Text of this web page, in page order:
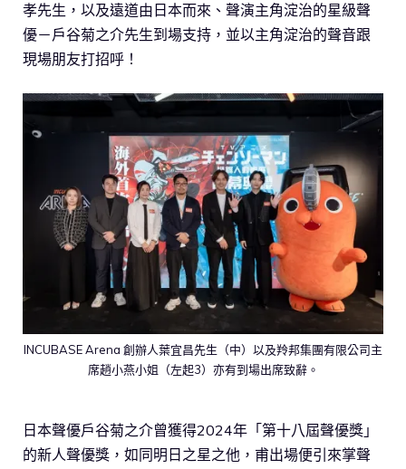
孝先生，以及遠道由日本而來、聲演主角淀治的星級聲
優－戶谷菊之介先生到場支持，並以主角淀治的聲音跟
現場朋友打招呼！
INCUBASE Arena 創辦人葉宜昌先生（中）以及羚邦集團有限公司主
席趙小燕小姐（左起3）亦有到場出席致辭。
日本聲優戶谷菊之介曾獲得2024年「第十八屆聲優獎」
的新人聲優獎，如同明日之星之他，甫出場便引來掌聲